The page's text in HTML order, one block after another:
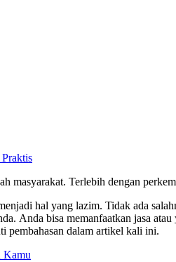
masyarakat. Terlebih dengan
hal yang lazim. Tidak ada
Anda bisa memanfaatkan jasa atau
pembahasan dalam artikel kali ini.
Kamu